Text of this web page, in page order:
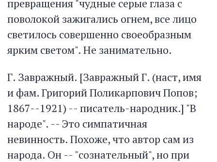
превращения "чудные серые глаза с
поволокой зажигались огнем, все лицо
светилось совершенно своеобразным
ярким светом". Не занимательно.
Г. Завражный. [Завражный Г. (наст, имя
и фам. Григорий Поликарпович Попов;
1867--1921) -- писатель-народник.] "В
народе". -- Это симпатичная
невинность. Похоже, что автор сам из
народа. Он -- "сознательный", но при